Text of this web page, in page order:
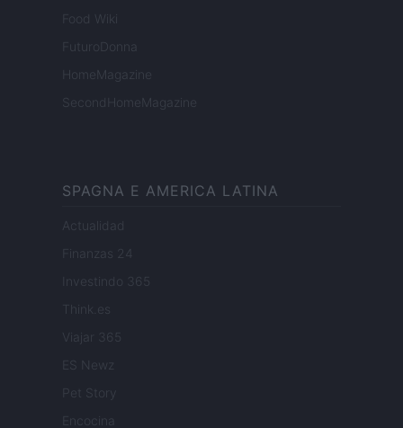
Food Wiki
FuturoDonna
HomeMagazine
SecondHomeMagazine
SPAGNA E AMERICA LATINA
Actualidad
Finanzas 24
Investindo 365
Think.es
Viajar 365
ES Newz
Pet Story
Encocina